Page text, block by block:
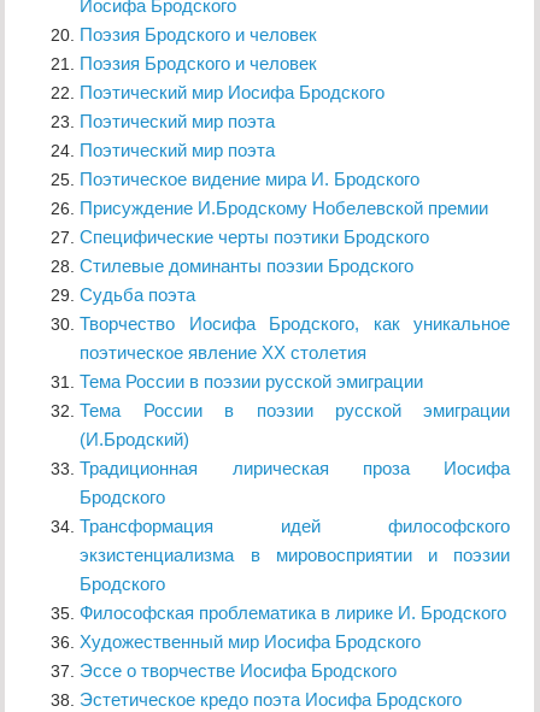
Иосифа Бродского
Поэзия Бродского и человек
Поэзия Бродского и человек
Поэтический мир Иосифа Бродского
Поэтический мир поэта
Поэтический мир поэта
Поэтическое видение мира И. Бродского
Присуждение И.Бродскому Нобелевской премии
Специфические черты поэтики Бродского
Стилевые доминанты поэзии Бродского
Судьба поэта
Творчество Иосифа Бродского, как уникальное
поэтическое явление XX столетия
Тема России в поэзии русской эмиграции
Тема России в поэзии русской эмиграции
(И.Бродский)
Традиционная лирическая проза Иосифа
Бродского
Трансформация идей философского
экзистенциализма в мировосприятии и поэзии
Бродского
Философская проблематика в лирике И. Бродского
Художественный мир Иосифа Бродского
Эссе о творчестве Иосифа Бродского
Эстетическое кредо поэта Иосифа Бродского